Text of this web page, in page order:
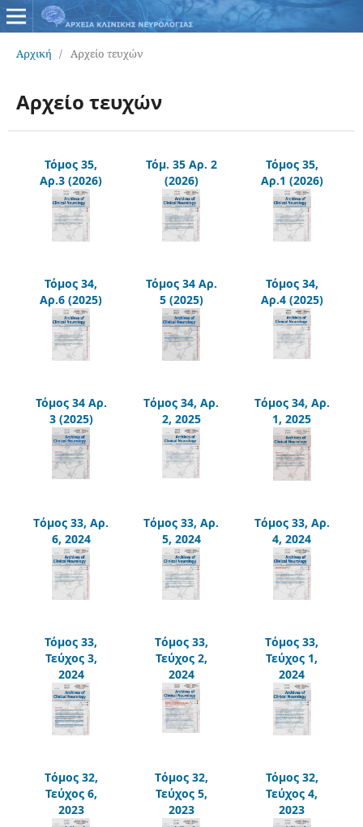
Αρχική / Αρχείο τευχών
Αρχείο τευχών
Τόμος 35,
Αρ.3 (2026)
Τόμ. 35 Αρ. 2
(2026)
Τόμος 35,
Αρ.1 (2026)
Τόμος 34,
Αρ.6 (2025)
Τόμος 34 Αρ.
5 (2025)
Τόμος 34,
Αρ.4 (2025)
Τόμος 34 Αρ.
3 (2025)
Tόμος 34, Αρ.
2, 2025
Tόμος 34, Αρ.
1, 2025
Tόμος 33, Αρ.
6, 2024
Tόμος 33, Αρ.
5, 2024
Tόμος 33, Αρ.
4, 2024
Τόμος 33,
Τεύχος 3,
2024
Tόμος 33,
Τεύχος 2,
2024
Tόμος 33,
Τεύχος 1,
2024
Tόμος 32,
Τεύχος 6,
2023
Tόμος 32,
Τεύχος 5,
2023
Τόμος 32,
Τεύχος 4,
2023